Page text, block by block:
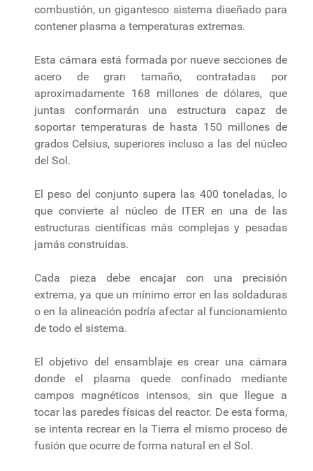
combustión, un gigantesco sistema diseñado para
contener plasma a temperaturas extremas.
Esta cámara está formada por nueve secciones de
acero de gran tamaño, contratadas por
aproximadamente 168 millones de dólares, que
juntas conformarán una estructura capaz de
soportar temperaturas de hasta 150 millones de
grados Celsius, superiores incluso a las del núcleo
del Sol.
El peso del conjunto supera las 400 toneladas, lo
que convierte al núcleo de ITER en una de las
estructuras científicas más complejas y pesadas
jamás construidas.
Cada pieza debe encajar con una precisión
extrema, ya que un mínimo error en las soldaduras
o en la alineación podría afectar al funcionamiento
de todo el sistema.
El objetivo del ensamblaje es crear una cámara
donde el plasma quede confinado mediante
campos magnéticos intensos, sin que llegue a
tocar las paredes físicas del reactor. De esta forma,
se intenta recrear en la Tierra el mismo proceso de
fusión que ocurre de forma natural en el Sol.